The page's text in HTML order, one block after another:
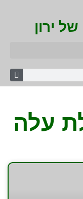
ירון
עלה